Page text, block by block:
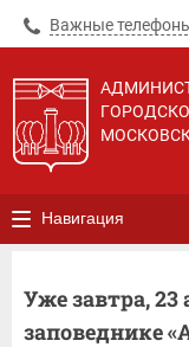
Важные
Навигация
Уже завтра, 23
заповеднике